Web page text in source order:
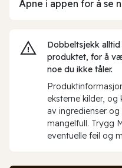
Åpne i appen for å se
Dobbeltsjekk
produktet, for å
noe du ikke tåler.
eksterne kilder, og
av ingredienser
mangelfull. Trygg
eventuelle feil og